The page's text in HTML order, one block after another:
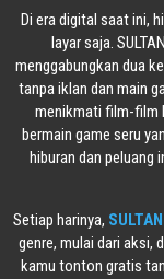
Di era digital saat ini,
layar saja.
menggabungkan dua
tanpa iklan dan main
menikmati film-film
bermain game seru
hiburan dan peluang
Setiap harinya,
genre, mulai dari aksi,
kamu tonton gratis